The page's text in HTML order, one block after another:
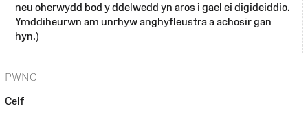
neu oherwydd bod y ddelwedd yn aros i gael ei digideiddio.
Ymddiheurwn am unrhyw anghyfleustra a achosir gan
hyn.)
PWNC
Celf